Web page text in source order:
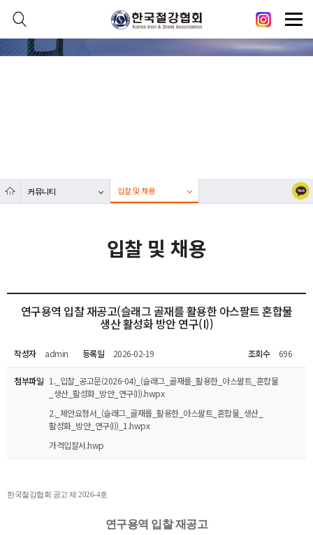
닫기
열기
커뮤니티 입찰 및 채용
입찰 및 채용
연구용역 입찰 재공고(슬래그 골재를 활용한 아스팔트 혼합물
생산 활성화 방안 연구(I))
작성자 admin 등록일 2026-02-19 조회수 696
첨부파일 1._입찰_공고문(2026-04)_(슬래그_골재를_활용한_아스팔트_혼합물
_생산_활성화_방안_연구(I)).hwpx
2._제안요청서_(슬래그_골재를_활용한_아스팔트_혼합물_생산_
활성화_방안_연구(I))_1.hwpx
가격입찰서.hwp
한국철강협회 공고 제 2026-4호
연구용역 입찰 재공고